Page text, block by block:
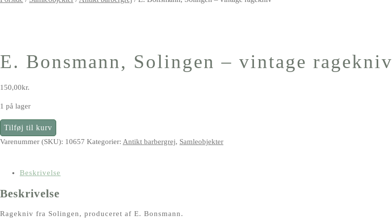
E. Bonsmann, Solingen – vintage ragekniv
150,00kr.
1 på lager
E.
Bonsmann,
vintage
antal
Tilføj til kurv
Varenummer (SKU): 10657 Kategorier: Antikt barbergrej, Samleobjekter
Beskrivelse
Beskrivelse
Ragekniv fra Solingen, produceret af E. Bonsmann.